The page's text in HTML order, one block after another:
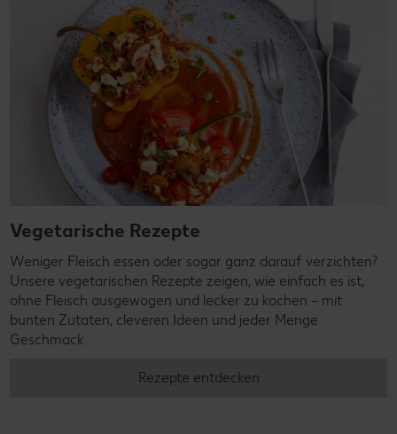
Vegetarische Rezepte
Weniger Fleisch essen oder sogar ganz darauf verzichten?
Unsere vegetarischen Rezepte zeigen, wie einfach es ist,
ohne Fleisch ausgewogen und lecker zu kochen – mit
bunten Zutaten, cleveren Ideen und jeder Menge
Geschmack.
Rezepte entdecken